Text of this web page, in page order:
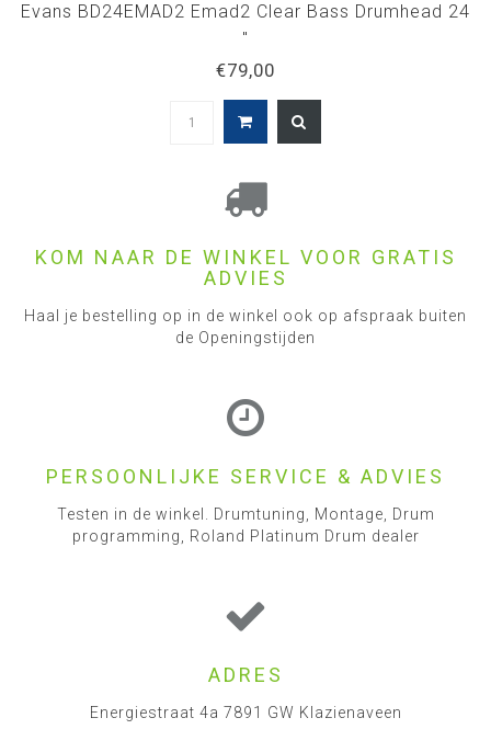
Evans BD24EMAD2 Emad2 Clear Bass Drumhead 24
"
€79,00
KOM NAAR DE WINKEL VOOR GRATIS
ADVIES
Haal je bestelling op in de winkel ook op afspraak buiten
de Openingstijden
PERSOONLIJKE SERVICE & ADVIES
Testen in de winkel. Drumtuning, Montage, Drum
programming, Roland Platinum Drum dealer
ADRES
Energiestraat 4a 7891 GW Klazienaveen